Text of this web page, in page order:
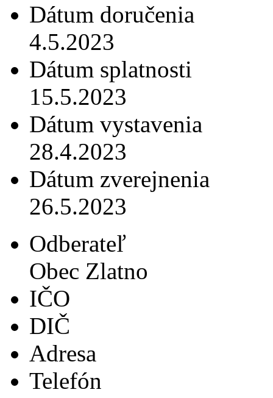
Dátum doručenia
4.5.2023
Dátum splatnosti
15.5.2023
Dátum vystavenia
28.4.2023
Dátum zverejnenia
26.5.2023
Odberateľ
Obec Zlatno
IČO
DIČ
Adresa
Telefón